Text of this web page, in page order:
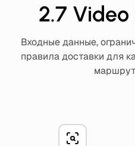
2.7 Video
Входные данные,
правила доставки для